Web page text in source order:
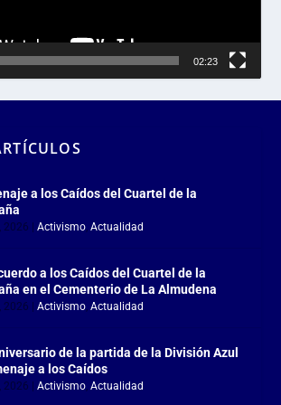
02:23
a los Caídos del Cuartel de la
2026 |Activismo ,Actualidad
a los Caídos del Cuartel de la
en el Cementerio de La Almudena
2026 |Activismo ,Actualidad
de la partida de la División Azul
a los Caídos
2026 |Activismo ,Actualidad